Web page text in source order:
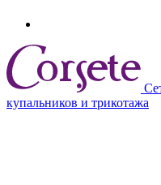
купальников и трикотажа